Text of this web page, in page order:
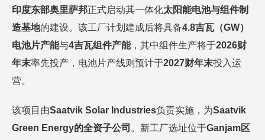
印度东部奥里萨邦正式启动其一体化太阳能电池与组件制
造基地的建设。该工厂计划建成后将具备4.8吉瓦（GW）
电池片产能与4吉瓦组件产能，其中组件生产将于2026财
年末率先投产，电池片产线则预计于2027财年末投入运
营。
该项目由Saatvik Solar Industries负责实施，为Saatvik
Green Energy的全资子公司 。新工厂选址位于Ganjam区